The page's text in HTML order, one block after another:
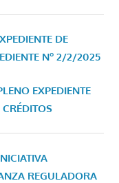
DE
Nº 2/2/2025
EXPEDIENTE
REGULADORA